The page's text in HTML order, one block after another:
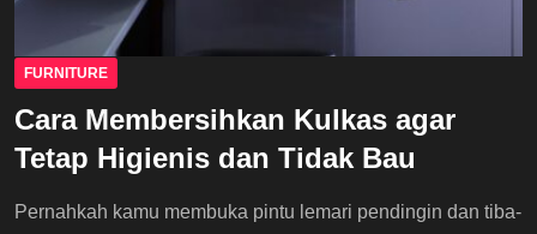
FURNITURE
Cara Membersihkan Kulkas agar
Tetap Higienis dan Tidak Bau
Pernahkah kamu membuka pintu lemari pendingin dan tiba-